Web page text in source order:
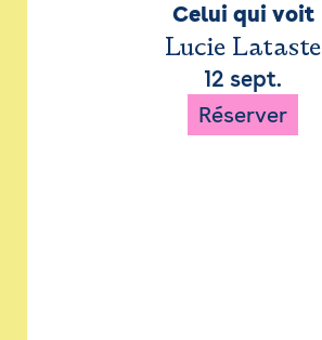
Celui qui voit
Lucie Lataste
12 sept.
Réserver